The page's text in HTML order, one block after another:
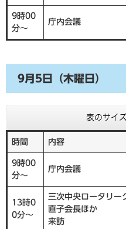
9時00
分～
庁内会議
9月5日（木曜日）
表のサイ
時間 内容
9時00
分～
庁内会議
13時0
0分～
三次中央ロータリ
直子会長ほか
来訪